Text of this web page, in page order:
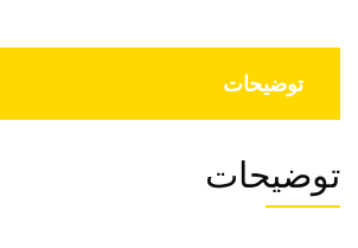
توضیحات
توضیحات